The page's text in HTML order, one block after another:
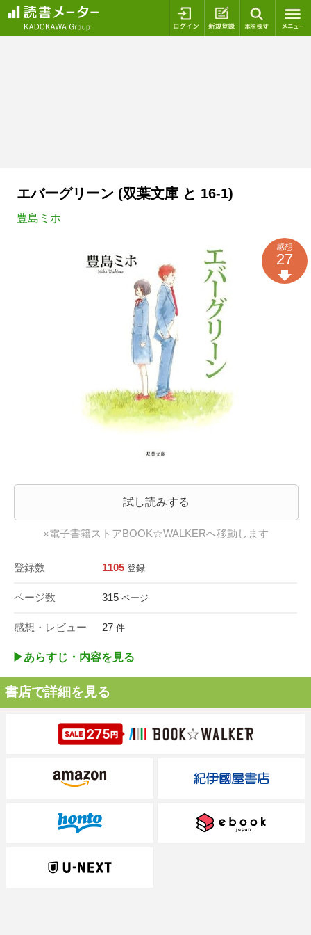
ログイン 新規登録
エバーグリーン (双葉文庫 と 16-1)
豊島ミホ
試し読みする
※電子書籍ストアBOOK☆WALKERへ移動します
登録数 1105 登録
ページ数 315 ページ
感想・レビュー 27 件
感想
27
▶︎あらすじ・内容を見る
書店で詳細を見る